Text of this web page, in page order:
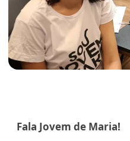
Fala Jovem de Maria!